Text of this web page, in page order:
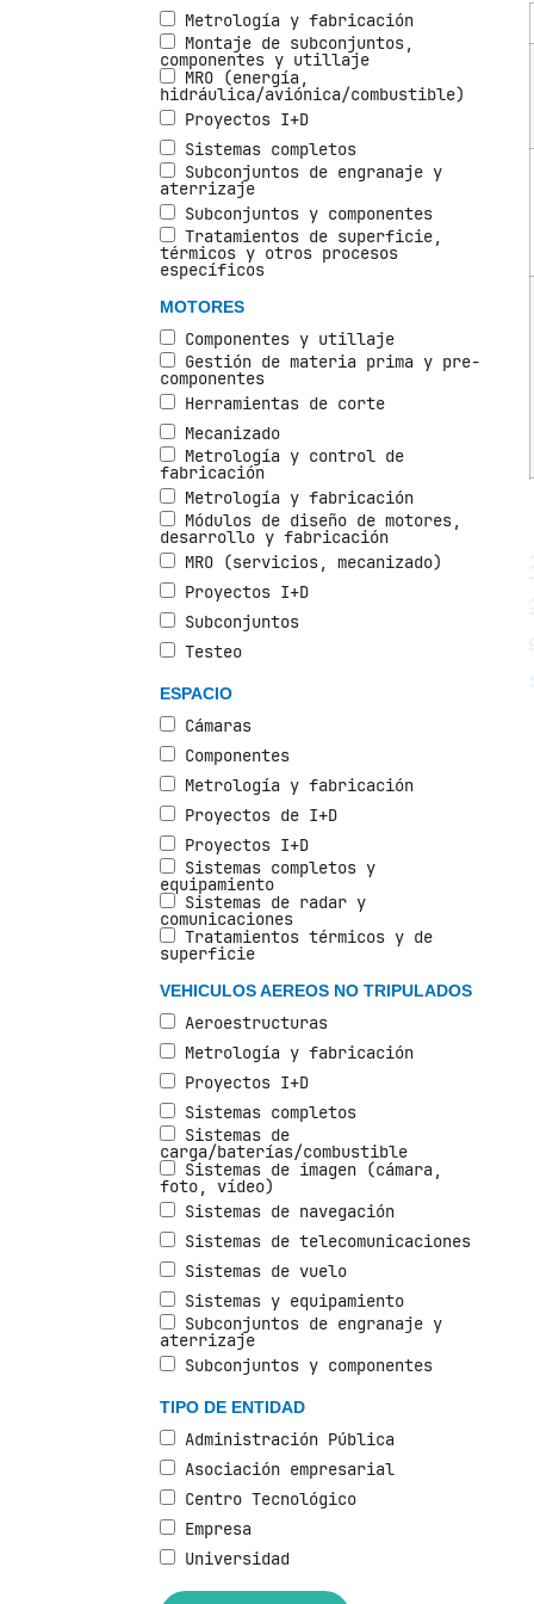
Metrología y fabricación
Montaje de subconjuntos,
componentes y utillaje
MRO (energía,
hidráulica/aviónica/combustible)
Proyectos I+D
Sistemas completos
Subconjuntos de engranaje y
aterrizaje
Subconjuntos y componentes
Tratamientos de superficie,
térmicos y otros procesos
específicos
MOTORES
Componentes y utillaje
Gestión de materia prima y pre-
componentes
Herramientas de corte
Mecanizado
Metrología y control de
fabricación
Metrología y fabricación
Módulos de diseño de motores,
desarrollo y fabricación
MRO (servicios, mecanizado)
Proyectos I+D
Subconjuntos
Testeo
ESPACIO
Cámaras
Componentes
Metrología y fabricación
Proyectos de I+D
Proyectos I+D
Sistemas completos y
equipamiento
Sistemas de radar y
comunicaciones
Tratamientos térmicos y de
superficie
VEHICULOS AEREOS NO TRIPULADOS
Aeroestructuras
Metrología y fabricación
Proyectos I+D
Sistemas completos
Sistemas de
carga/baterías/combustible
Sistemas de imagen (cámara,
foto, vídeo)
Sistemas de navegación
Sistemas de telecomunicaciones
Sistemas de vuelo
Sistemas y equipamiento
Subconjuntos de engranaje y
aterrizaje
Subconjuntos y componentes
TIPO DE ENTIDAD
Administración Pública
Asociación empresarial
Centro Tecnológico
Empresa
Universidad